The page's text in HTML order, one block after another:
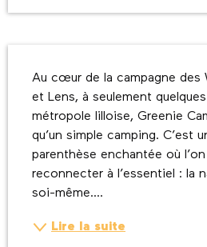
Au cœur de la campagne des
et Lens, à seulement
métropole lilloise, Greenie
qu’un simple camping. C’est
parenthèse enchantée où
reconnecter à l’essentiel : la
soi-même....
Lire la suite